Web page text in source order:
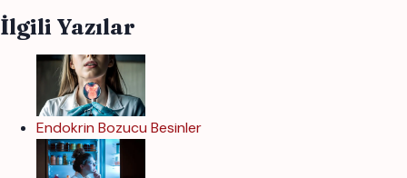
İlgili Yazılar
Endokrin Bozucu Besinler